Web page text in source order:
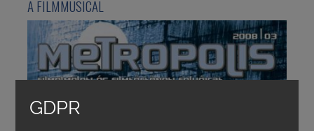
A FILMMUSICAL
GDPR